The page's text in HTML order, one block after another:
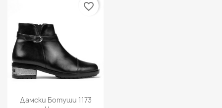
Дамски Ботуши 1173
favorite_border